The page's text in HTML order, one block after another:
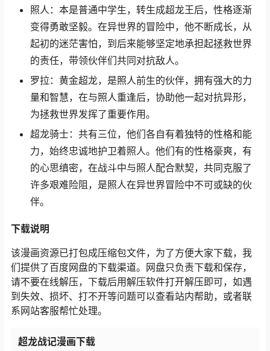
照人：本是普通中学生，转生成超龙王后，性格逐渐
变得勇敢坚毅。在异世界的冒险中，他不断成长，从
起初的迷茫害怕，到后来能够坚定地承担起拯救世界
的责任，带领伙伴们共同对抗敌人。
罗拉：黄金超龙，是照人前生的伙伴，拥有强大的力
量和智慧，在与照人重逢后，协助他一起对抗异形，
为拯救世界发挥了重要作用。
超龙骑士：共有三位，他们各自有着独特的性格和能
力，始终忠诚地护卫着照人。他们有的性格豪爽，有
的心思缜密，在战斗中与照人配合默契，共同克服了
许多艰难险阻，是照人在异世界冒险中不可或缺的伙
伴。
下载说明
该漫画资源已打包成压缩包文件，为了方便大家下载，我
们提供了百度网盘的下载渠道。网盘只负责下载和保存，
请不要在线解压，下载后用解压软件打开解压即可，如遇
到失效、损坏、打不开等问题可以查看站内帮助，或者联
系网站客服帮忙处理。
超龙战记漫画下载